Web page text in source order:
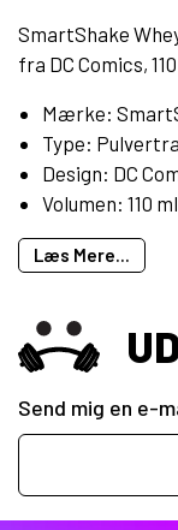
SmartShake
fra DC Comics,
Mærke:
Type:
Design: DC
Volumen: 110 ml
Læs Mere...
Send mig en e-